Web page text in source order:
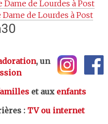
Dame de Lourdes à Post
de Lourdes à Post
, un
et aux enfants
: TV ou internet